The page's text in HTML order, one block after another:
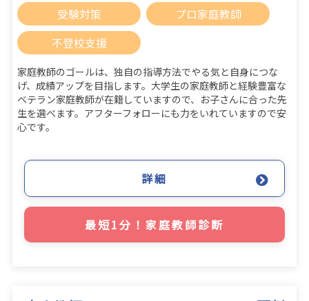
受験対策
プロ家庭教師
不登校支援
家庭教師のゴールは、独自の指導方法でやる気と自身につな
げ、成績アップを目指します。大学生の家庭教師と経験豊富な
ベテラン家庭教師が在籍していますので、お子さんに合った先
生を選べます。アフターフォローにも力をいれていますので安
心です。
詳細
最短1分！家庭教師診断